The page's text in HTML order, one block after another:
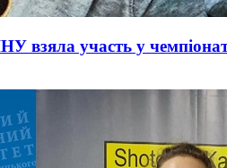
взяла участь у